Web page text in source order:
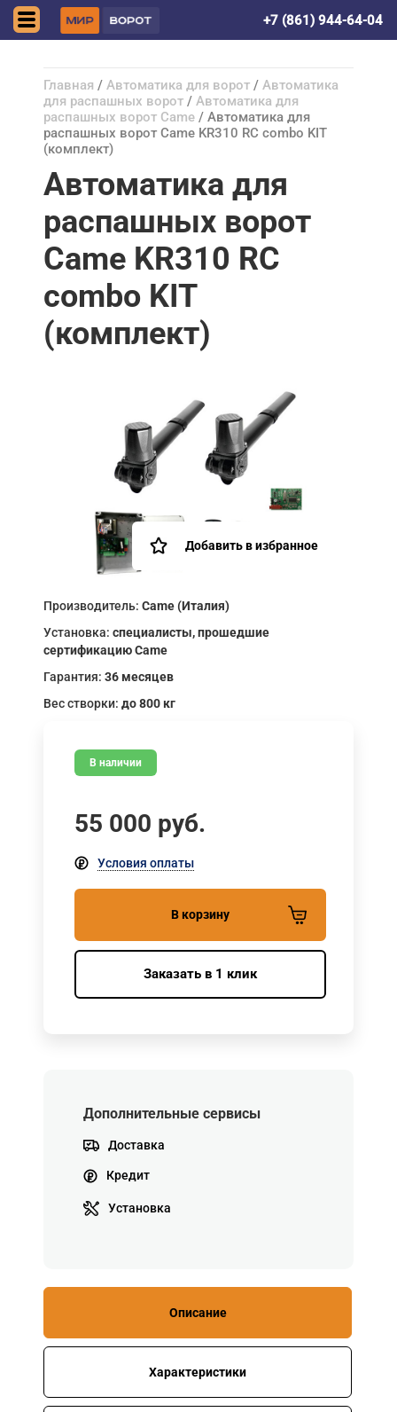
+7 (861) 944-64-04
Главная / Автоматика для ворот / Автоматика
для распашных ворот / Автоматика для
распашных ворот Came / Автоматика для
распашных ворот Came KR310 RC combo KIT
(комплект)
Автоматика для
распашных ворот
Came KR310 RC
combo KIT
(комплект)
Добавить в избранное
Производитель: Came (Италия)
Установка: специалисты, прошедшие
сертификацию Came
Гарантия: 36 месяцев
Вес створки: до 800 кг
В наличии
55 000 руб.
Условия оплаты
В корзину
Заказать в 1 клик
Дополнительные сервисы
Доставка
Кредит
Установка
Описание
Характеристики